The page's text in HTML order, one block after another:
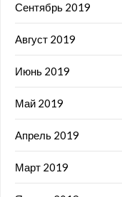
Сентябрь 2019
Август 2019
Июнь 2019
Май 2019
Апрель 2019
Март 2019